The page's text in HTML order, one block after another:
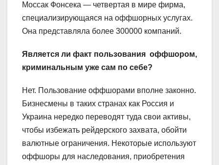
Моссак Фонсека — четвертая в мире фирма,
специализирующаяся на оффшорных услугах.
Она представляла более 300000 компаний.
Является ли факт пользования оффшором,
криминальным уже сам по себе?
Нет. Пользование оффшорами вполне законно.
Бизнесмены в таких странах как Россия и
Украина нередко переводят туда свои активы,
чтобы избежать рейдерского захвата, обойти
валютные ограничения. Некоторые используют
оффшоры для наследования, приобретения